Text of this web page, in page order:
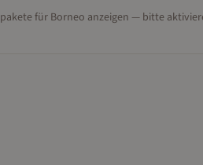
für Borneo anzeigen — bitte